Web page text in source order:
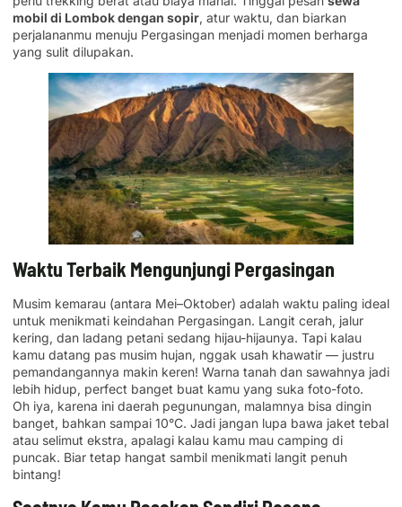
mobil di Lombok dengan sopir, atur waktu, dan biarkan
perjalananmu menuju Pergasingan menjadi momen berharga
yang sulit dilupakan.
Waktu Terbaik Mengunjungi Pergasingan
Musim kemarau (antara Mei–Oktober) adalah waktu paling ideal
untuk menikmati keindahan Pergasingan. Langit cerah, jalur
kering, dan ladang petani sedang hijau-hijaunya. Tapi kalau
kamu datang pas musim hujan, nggak usah khawatir — justru
pemandangannya makin keren! Warna tanah dan sawahnya jadi
lebih hidup, perfect banget buat kamu yang suka foto-foto.
Oh iya, karena ini daerah pegunungan, malamnya bisa dingin
banget, bahkan sampai 10°C. Jadi jangan lupa bawa jaket tebal
atau selimut ekstra, apalagi kalau kamu mau camping di
puncak. Biar tetap hangat sambil menikmati langit penuh
bintang!